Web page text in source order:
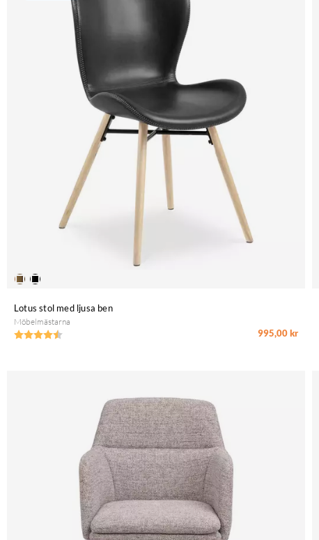
Lotus stol med ljusa ben
Möbelmästarna
Betyg:
4.6 utav 5 stjärnor
995,00 kr